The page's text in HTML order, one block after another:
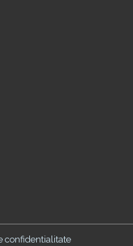
confidentialitate